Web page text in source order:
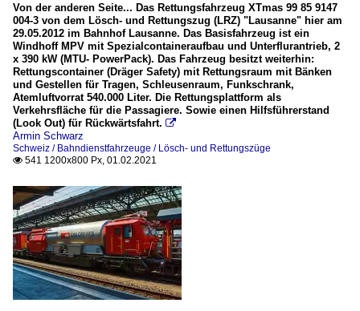
Von der anderen Seite... Das Rettungsfahrzeug XTmas 99 85 9147
004-3 von dem Lösch- und Rettungszug (LRZ) "Lausanne" hier am
29.05.2012 im Bahnhof Lausanne. Das Basisfahrzeug ist ein
Windhoff MPV mit Spezialcontaineraufbau und Unterflurantrieb, 2
x 390 kW (MTU- PowerPack). Das Fahrzeug besitzt weiterhin:
Rettungscontainer (Dräger Safety) mit Rettungsraum mit Bänken
und Gestellen für Tragen, Schleusenraum, Funkschrank,
Atemluftvorrat 540.000 Liter. Die Rettungsplattform als
Verkehrsfläche für die Passagiere. Sowie einen Hilfsführerstand
(Look Out) für Rückwärtsfahrt. 
Armin Schwarz
Schweiz / Bahndienstfahrzeuge / Lösch- und Rettungszüge
 541 1200x800 Px, 01.02.2021